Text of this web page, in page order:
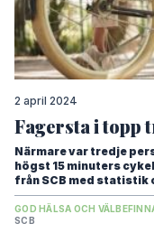
2 april 2024
Fagersta i topp
Närmare var tredje
högst 15 minuters
från SCB med statistik
GOD HÄLSA OCH
SCB